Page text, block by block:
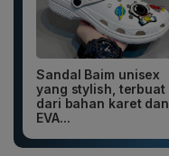
Sandal Baim unisex
yang stylish, terbuat
dari bahan karet dan
EVA...